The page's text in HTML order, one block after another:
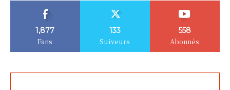
1,877
Fans
133
Suiveurs
558
Abonnés